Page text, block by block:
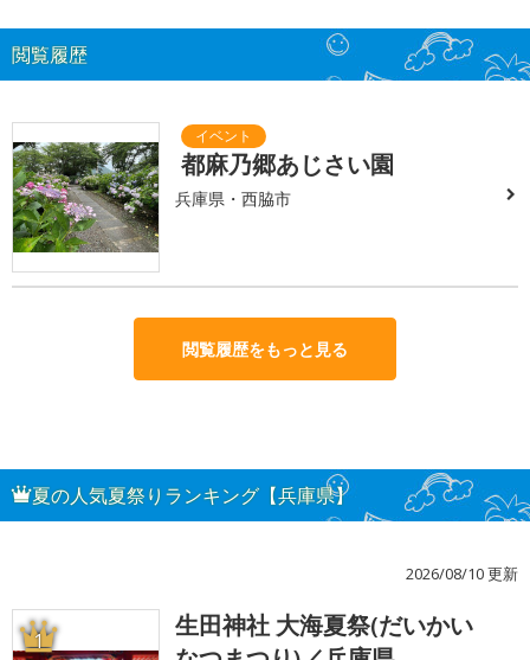
閲覧履歴
都麻乃郷あじさい園
兵庫県・西脇市
閲覧履歴をもっと見る
夏の人気夏祭りランキング【兵庫県】
2026/08/10 更新
1
生田神社 大海夏祭(だいかい